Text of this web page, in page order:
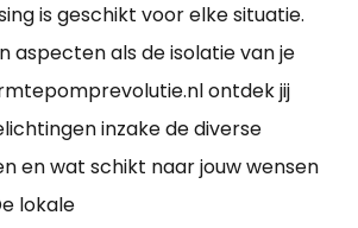
is geschikt voor elke situatie.
aspecten als de isolatie van je
ontdek jij
inzake de diverse
en wat schikt naar jouw wensen
lokale